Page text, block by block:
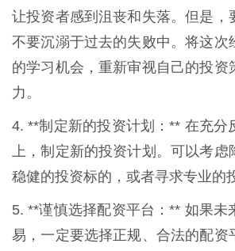
让投资者感到沮丧和失落。但是，
不要沉溺于过去的失败中。将这次
的学习机会，重新审视自己的投资
力。
4. **制定新的投资计划：** 在充分
上，制定新的投资计划。可以考
稳健的投资标的，或者寻求专业的
5. **谨慎选择配资平台：** 如果未
易，一定要选择正规、合法的配资